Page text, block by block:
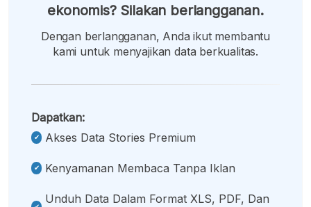
ekonomis? Silakan berlangganan.
Dengan berlangganan, Anda ikut membantu
kami untuk menyajikan data berkualitas.
Dapatkan:
Akses Data Stories Premium
Kenyamanan Membaca Tanpa Iklan
Unduh Data Dalam Format XLS, PDF, Dan